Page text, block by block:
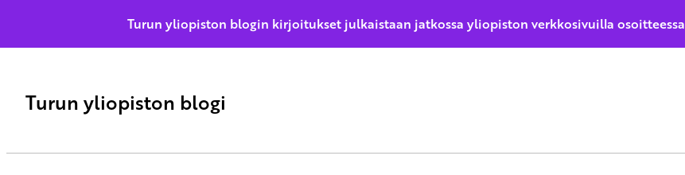
Turun yliopiston blogi
Turun yliopiston blogin kirjoitukset julkaistaan jatkossa yliopiston verkkosivuilla osoitteessa